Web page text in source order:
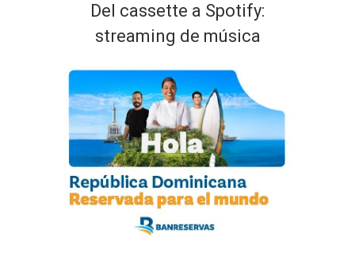
Del cassette a Spotify:
streaming de música